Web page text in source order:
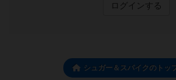
ログインする
シュガー＆スパイクのトッ